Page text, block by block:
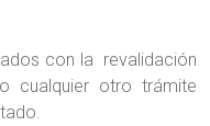
con la revalidación
cualquier otro trámite